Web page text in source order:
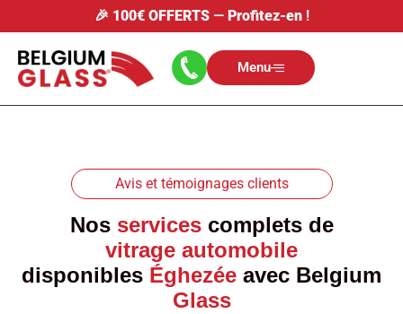
🎉 100€ OFFERTS— Profitez-en!
Menu
Avis et témoignages clients
Nos servicescomplets de
vitrage automobile
disponibles Éghezée avec Belgium
Glass